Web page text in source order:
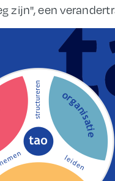
zijn", een